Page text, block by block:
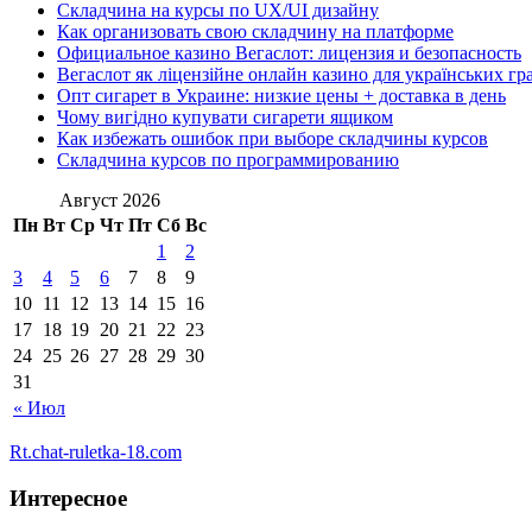
Складчина на курсы по UX/UI дизайну
Как организовать свою складчину на платформе
Официальное казино Вегаслот: лицензия и безопасность
Вегаслот як ліцензійне онлайн казино для українських
Опт сигарет в Украине: низкие цены + доставка в день
Чому вигідно купувати сигарети ящиком
Как избежать ошибок при выборе складчины курсов
Складчина курсов по программированию
Август 2026
Пн Вт Ср Чт Пт Сб Вс
« Июл
1
2
3
4 5 6 7 8
9
10 11 12 13 14 15 16
17 18 19 20 21 22 23
24 25 26 27 28 29 30
31
Rt.chat-ruletka-18.com
Интересное